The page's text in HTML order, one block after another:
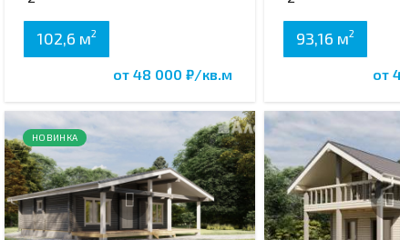
102,6 м2
от 48 000 ₽/кв.м
93,16 м2
от
НОВИНКА